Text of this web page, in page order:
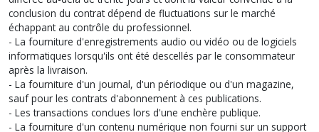
conclusion du contrat dépend de fluctuations sur le marché
échappant au contrôle du professionnel.
- La fourniture d'enregistrements audio ou vidéo ou de logiciels
informatiques lorsqu'ils ont été descellés par le consommateur
après la livraison.
- La fourniture d'un journal, d'un périodique ou d'un magazine,
sauf pour les contrats d'abonnement à ces publications.
- Les transactions conclues lors d'une enchère publique.
- La fourniture d'un contenu numérique non fourni sur un support